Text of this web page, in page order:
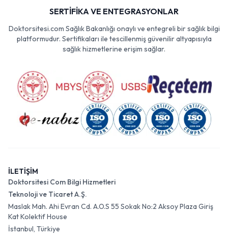
SERTİFİKA VE ENTEGRASYONLAR
Doktorsitesi.com Sağlık Bakanlığı onaylı ve entegreli bir sağlık bilgi
platformudur. Sertifikaları ile tescillenmiş güvenilir altyapısıyla
sağlık hizmetlerine erişim sağlar.
İLETİŞİM
Doktorsitesi Com Bilgi Hizmetleri
Teknoloji ve Ticaret A.Ş.
Maslak Mah. Ahi Evran Cd. A.O.S 55 Sokak No:2 Aksoy Plaza Giriş
Kat Kolektif House
İstanbul, Türkiye